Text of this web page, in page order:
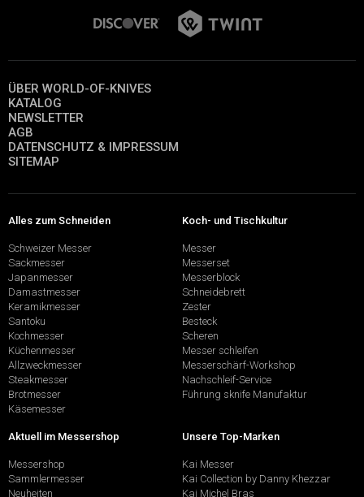
ÜBER WORLD-OF-KNIVES
KATALOG
NEWSLETTER
AGB
DATENSCHUTZ & IMPRESSUM
SITEMAP
Alles zum Schneiden
Schweizer Messer
Sackmesser
Japanmesser
Damastmesser
Keramikmesser
Santoku
Kochmesser
Küchenmesser
Allzweckmesser
Steakmesser
Brotmesser
Käsemesser
Koch- und Tischkultur
Messer
Messerset
Messerblock
Schneidebrett
Zester
Besteck
Scheren
Messer schleifen
Messerschärf-Workshop
Nachschleif-Service
Führung sknife Manufaktur
Aktuell im Messershop
Messershop
Sammlermesser
Neuheiten
Unsere Top-Marken
Kai Messer
Kai Collection by Danny Khezzar
Kai Michel Bras